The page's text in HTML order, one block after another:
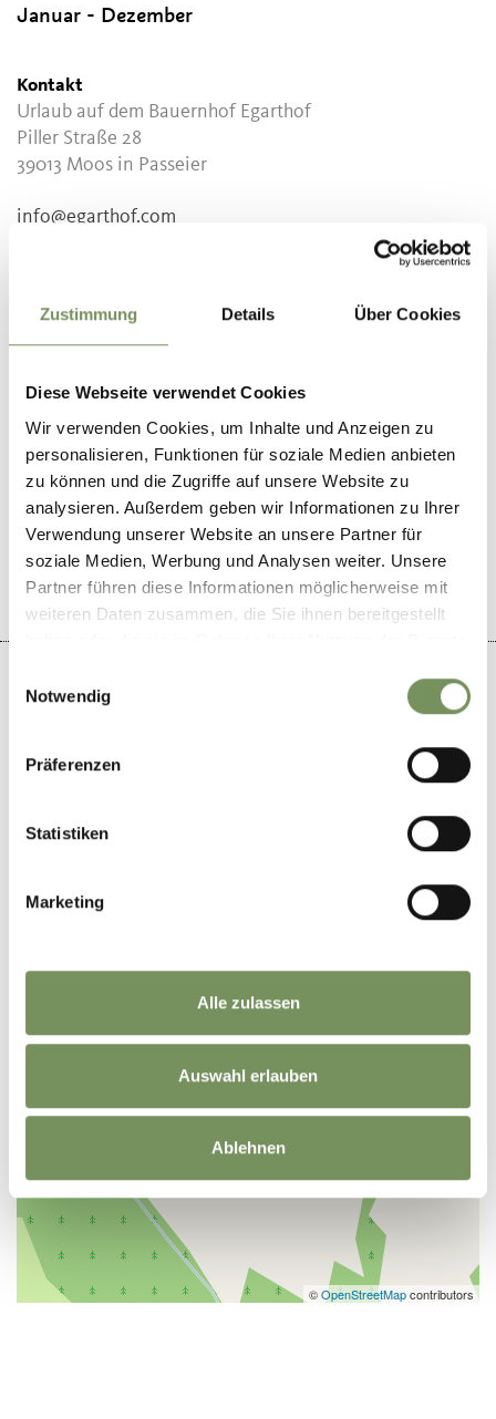
Zustimmung Details Über Cookies
Diese Webseite verwendet Cookies
Wir verwenden Cookies, um Inhalte und Anzeigen zu
personalisieren, Funktionen für soziale Medien anbieten
zu können und die Zugriffe auf unsere Website zu
analysieren. Außerdem geben wir Informationen zu Ihrer
Verwendung unserer Website an unsere Partner für
soziale Medien, Werbung und Analysen weiter. Unsere
Partner führen diese Informationen möglicherweise mit
weiteren Daten zusammen, die Sie ihnen bereitgestellt
Notwendig
Präferenzen
Statistiken
Marketing
Alle zulassen
Auswahl erlauben
Ablehnen
Januar - Dezember
Kontakt
Urlaub auf dem Bauernhof Egarthof
Piller Straße 28
39013 Moos in Passeier
info@egarthof.com
Empfohlener Zeitraum
ganzjährig
WAR DER INHALT FÜR DICH HILFREICH?
JA NEIN
+
©OpenStreetMapcontributors